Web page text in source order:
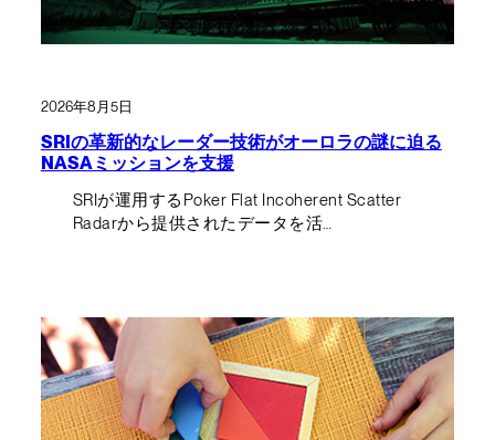
2026年8月5日
SRIの革新的なレーダー技術がオーロラの謎に迫る
NASAミッションを支援
SRIが運用するPoker Flat Incoherent Scatter
Radarから提供されたデータを活…